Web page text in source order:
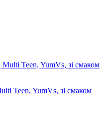
Teen, YumVs, зі смаком